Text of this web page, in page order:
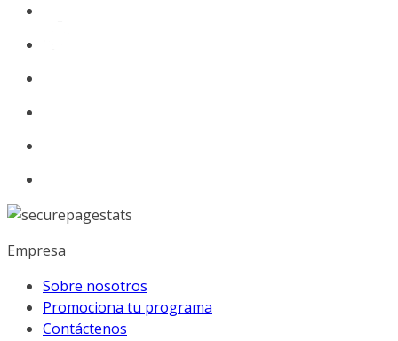
Empresa
Sobre nosotros
Promociona tu programa
Contáctenos